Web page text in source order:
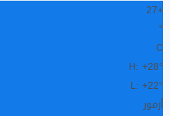
+
27
°
C
H: +28°
L: +22°
أزمور